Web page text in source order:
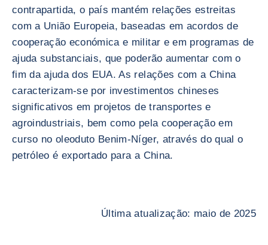
contrapartida, o país mantém relações estreitas
com a União Europeia, baseadas em acordos de
cooperação económica e militar e em programas de
ajuda substanciais, que poderão aumentar com o
fim da ajuda dos EUA. As relações com a China
caracterizam-se por investimentos chineses
significativos em projetos de transportes e
agroindustriais, bem como pela cooperação em
curso no oleoduto Benim-Níger, através do qual o
petróleo é exportado para a China.
Última atualização: maio de 2025